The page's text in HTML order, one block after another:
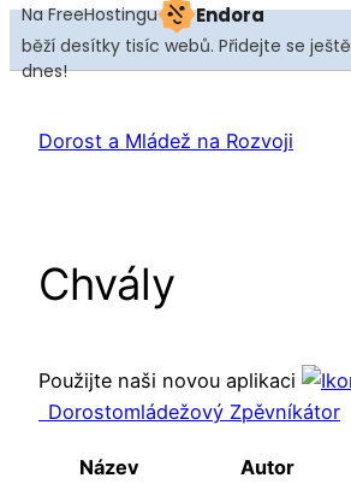
Na FreeHostingu Endora
běží desítky tisíc webů. Přidejte se ještě
dnes!
obsah
Dorost a Mládež na Rozvoji
Chvály
Použijte naši novou aplikaci
Dorostomládežový Zpěvníkátor
Název Autor